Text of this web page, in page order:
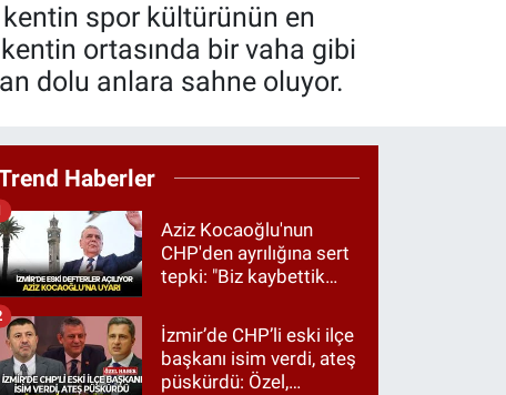
spor kültürünün en
ortasında bir vaha gibi
dolu anlara sahne oluyor.
Haberler
Aziz Kocaoğlu'nun
CHP'den ayrılığına sert
tepki: "Biz kaybettik
etmedik"
İzmir’de CHP’li eski ilçe
başkanı isim verdi, ateş
püskürdü: Özel,